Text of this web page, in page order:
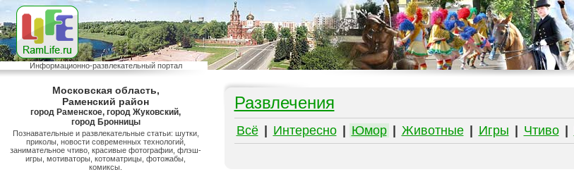
Информационно-развлекательный портал
Московская область,
Раменский район
город Раменское, город Жуковский,
город Бронницы
Познавательные и развлекательные статьи: шутки,
приколы, новости современных технологий,
занимательное чтиво, красивые фотографии, флэш-
игры, мотиваторы, котоматрицы, фотожабы,
комиксы.
Развлечения
Всё Интересно Юмор Животные Игры Чтиво